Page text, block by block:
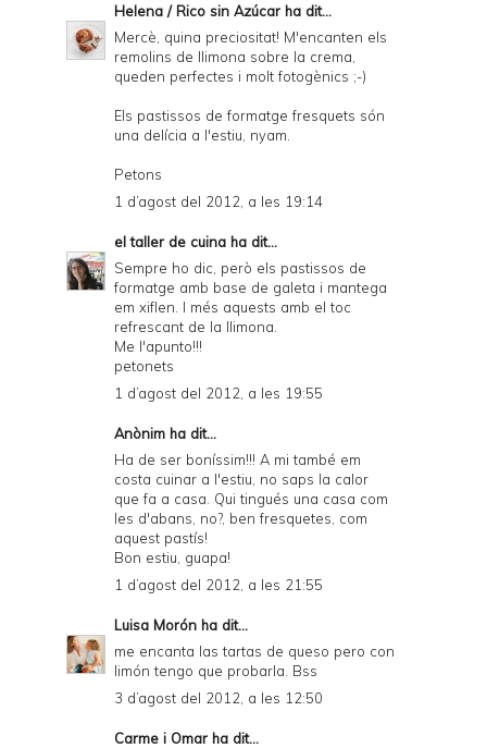
Helena / Rico sin Azúcar ha dit...
Mercè, quina preciositat! M'encanten els
remolins de llimona sobre la crema,
queden perfectes i molt fotogènics ;-)
Els pastissos de formatge fresquets són
una delícia a l'estiu, nyam.
Petons
1 d’agost del 2012, a les 19:14
el taller de cuina ha dit...
Sempre ho dic, però els pastissos de
formatge amb base de galeta i mantega
em xiflen. I més aquests amb el toc
refrescant de la llimona.
Me l'apunto!!!
petonets
1 d’agost del 2012, a les 19:55
Anònim ha dit...
Ha de ser boníssim!!! A mi també em
costa cuinar a l'estiu, no saps la calor
que fa a casa. Qui tingués una casa com
les d'abans, no?, ben fresquetes, com
aquest pastís!
Bon estiu, guapa!
1 d’agost del 2012, a les 21:55
Luisa Morón ha dit...
me encanta las tartas de queso pero con
limón tengo que probarla. Bss
3 d’agost del 2012, a les 12:50
Carme i Omar ha dit...